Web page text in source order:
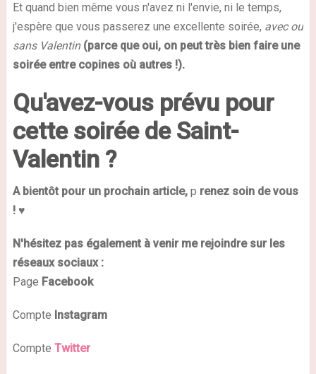
Et quand bien même vous n'avez ni l'envie, ni le temps,
j'espère que vous passerez une excellente soirée, avec ou
sans Valentin (parce que oui, on peut très bien faire une
soirée entre copines où autres !).
Qu'avez-vous prévu pour
cette soirée de Saint-
Valentin ?
A bientôt pour un prochain article,p renez soin de vous
! ♥
N'hésitez pas également à venir me rejoindre surles
réseaux sociaux :
Page Facebook
Compte Instagram
Compte Twitter